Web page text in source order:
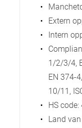
Extern
Intern
1/2/3/4,
EN 374-
10/11,
HS
Land